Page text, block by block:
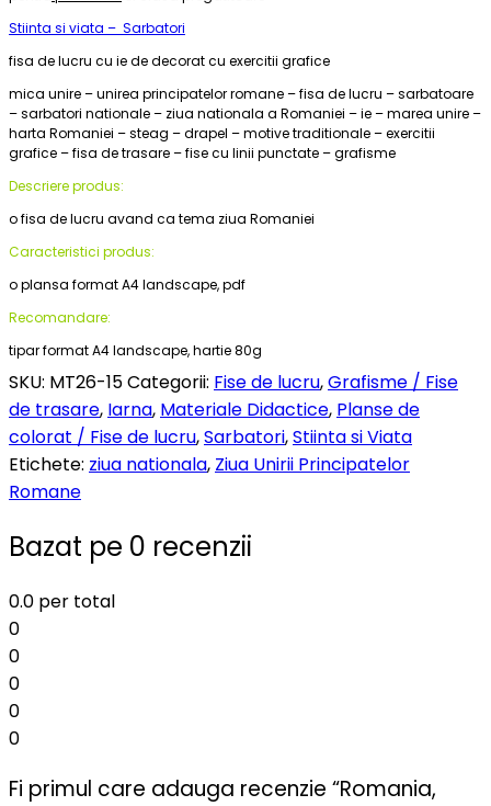
Stiinta si viata – Sarbatori
fisa de lucru cu ie de decorat cu exercitii grafice
mica unire – unirea principatelor romane – fisa de lucru – sarbatoare
– sarbatori nationale – ziua nationala a Romaniei – ie – marea unire –
harta Romaniei – steag – drapel – motive traditionale – exercitii
grafice – fisa de trasare – fise cu linii punctate – grafisme
Descriere produs:
o fisa de lucru avand ca tema ziua Romaniei
Caracteristici produs:
o plansa format A4 landscape, pdf
Recomandare:
tipar format A4 landscape, hartie 80g
SKU: MT26-15Categorii: Fise de lucru,Grafisme / Fise
de trasare, Iarna, Materiale Didactice, Planse de
colorat / Fise de lucru,Sarbatori,Stiinta si Viata
Etichete: ziua nationala, Ziua Unirii Principatelor
Romane
Bazat pe 0 recenzii
0.0 per total
0
0
0
0
0
Fi primul care adauga recenzie “Romania,